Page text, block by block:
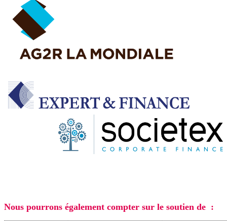
Nous pourrons également compter sur le soutien de :